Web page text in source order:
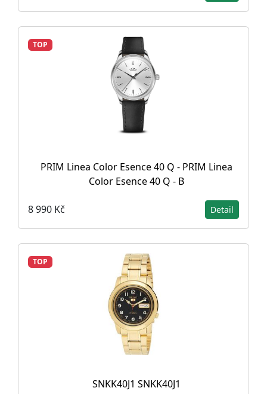
TOP
PRIM Linea Color Esence 40 Q - PRIM Linea
Color Esence 40 Q - B
8 990 Kč Detail
TOP
SNKK40J1 SNKK40J1